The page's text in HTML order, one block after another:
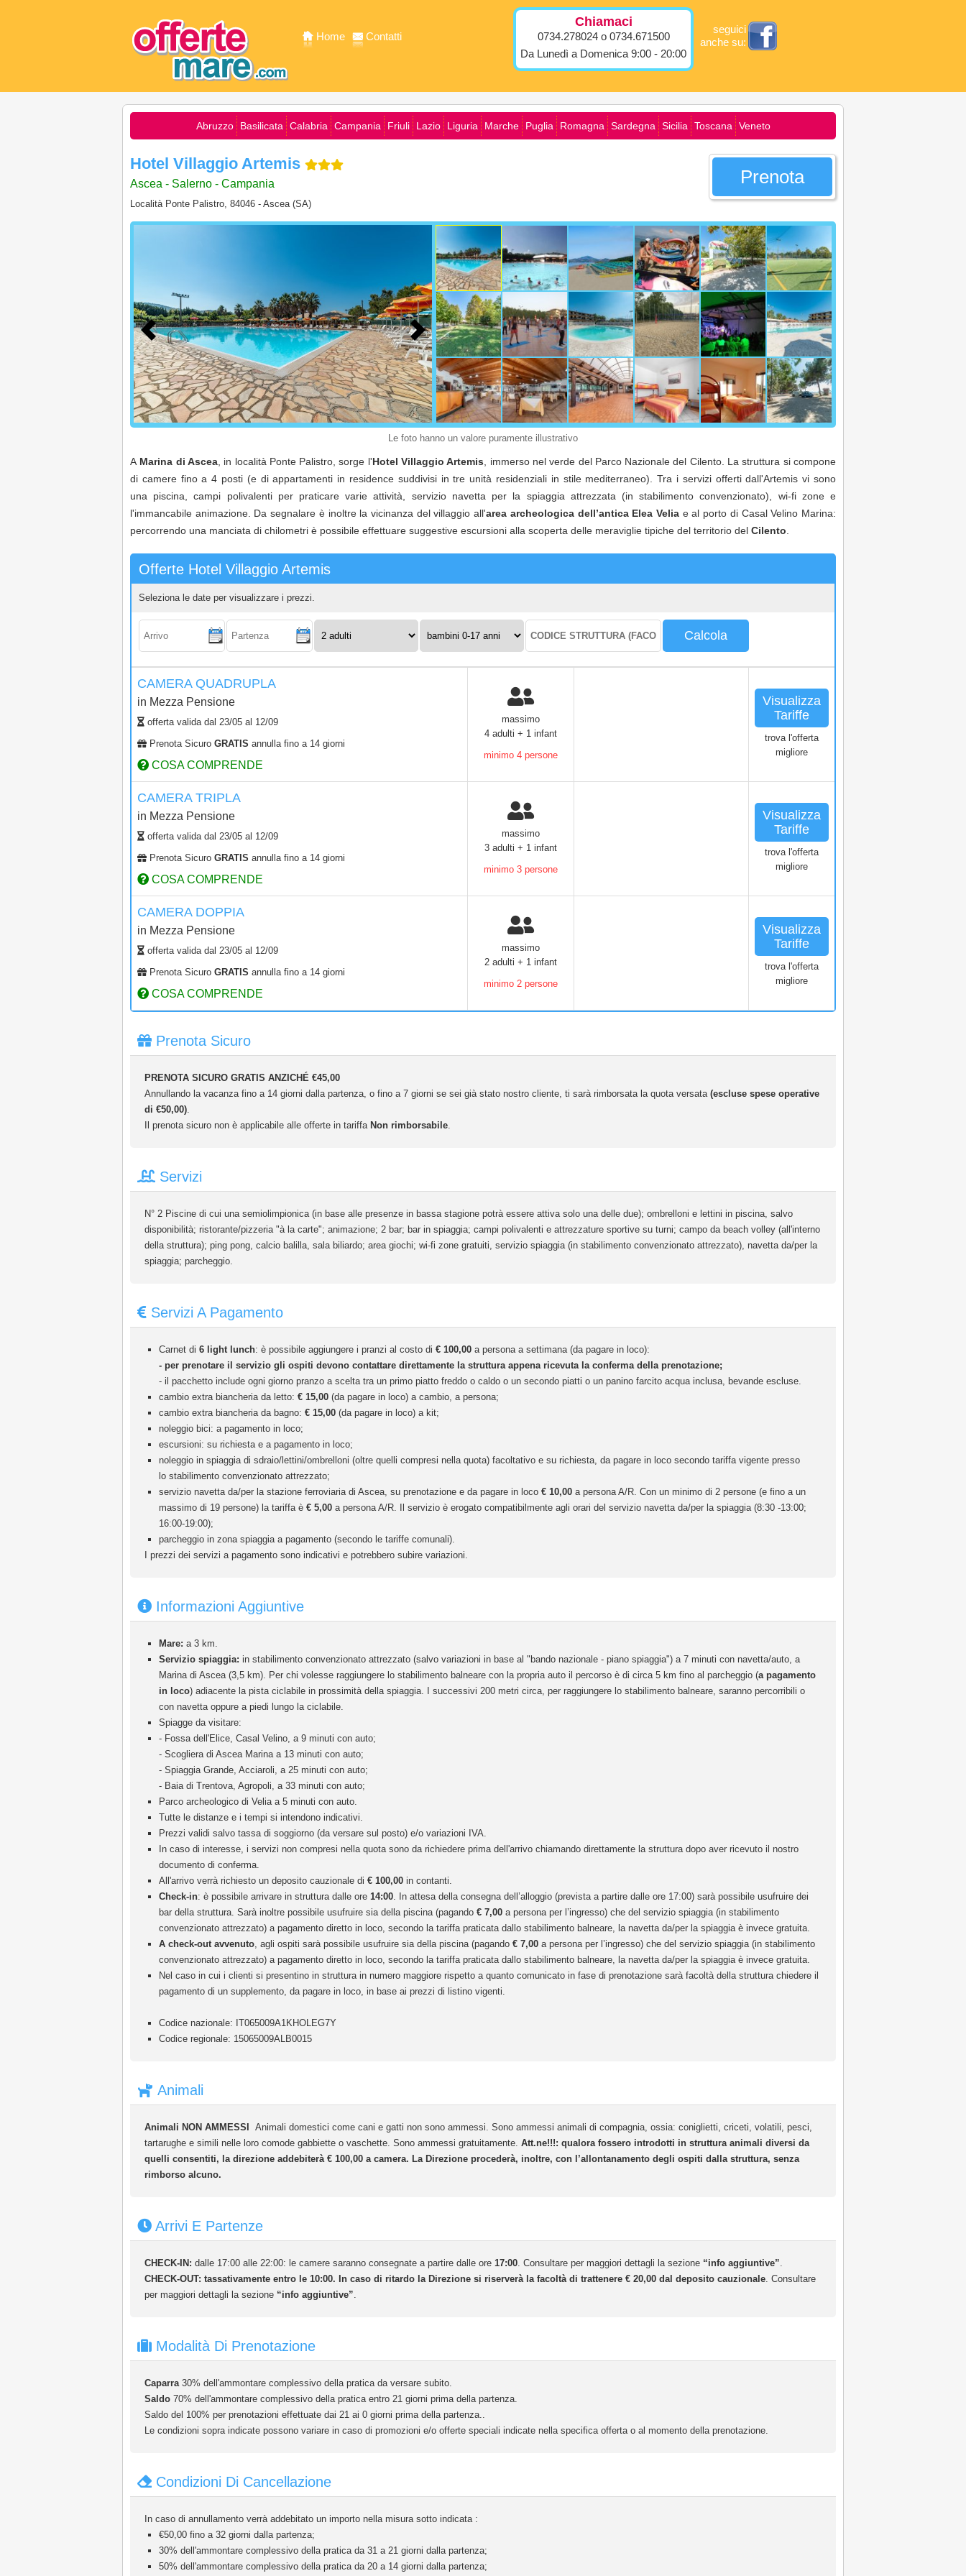
Home Contatti
Chiamaci
0734.278024 o 0734.671500
Da Lunedì a Domenica 9:00 - 20:00
seguici
anche su:
Abruzzo Basilicata Calabria Campania Friuli Lazio Liguria Marche Puglia Romagna Sardegna Sicilia Toscana Veneto
Hotel Villaggio Artemis
Ascea - Salerno - Campania
Località Ponte Palistro, 84046 - Ascea (SA)
Prenota
Le foto hanno un valore puramente illustrativo
A Marina di Ascea, in località Ponte Palistro, sorge l'Hotel Villaggio Artemis , immerso nel verde del Parco Nazionale del Cilento. La struttura si compone
di camere fino a 4 posti (e di appartamenti in residence suddivisi in tre unità residenziali in stile mediterraneo). Tra i servizi offerti dall'Artemis vi sono
una piscina, campi polivalenti per praticare varie attività, servizio navetta per la spiaggia attrezzata (in stabilimento convenzionato), wi-fi zone e
l'immancabile animazione. Da segnalare è inoltre la vicinanza del villaggio all'area archeologica dell’antica Elea Velia e al porto di Casal Velino Marina:
percorrendo una manciata di chilometri è possibile effettuare suggestive escursioni alla scoperta delle meraviglie tipiche del territorio del Cilento
Offerte Hotel Villaggio Artemis
Seleziona le date per visualizzare i prezzi.
17
anni:
struttura:
Calcola
CAMERA QUADRUPLA
in Mezza Pensione
offerta valida dal 23/05 al 12/09
Prenota Sicuro GRATIS annulla fino a 14 giorni
COSA COMPRENDE
massimo
4 adulti + 1 infant
minimo 4 persone
Visualizza
Tariffe
trova l'offerta
migliore
CAMERA TRIPLA
in Mezza Pensione
offerta valida dal 23/05 al 12/09
Prenota Sicuro GRATIS annulla fino a 14 giorni
COSA COMPRENDE
massimo
3 adulti + 1 infant
minimo 3 persone
Visualizza
Tariffe
trova l'offerta
migliore
CAMERA DOPPIA
in Mezza Pensione
offerta valida dal 23/05 al 12/09
Prenota Sicuro GRATIS annulla fino a 14 giorni
COSA COMPRENDE
massimo
2 adulti + 1 infant
minimo 2 persone
Visualizza
Tariffe
trova l'offerta
migliore
Prenota Sicuro
PRENOTA SICURO GRATIS ANZICHÉ €45,00
Annullando la vacanza fino a 14 giorni dalla partenza, o fino a 7 giorni se sei già stato nostro cliente, ti sarà rimborsata la quota versata (escluse spese operative
di €50,00).
Il prenota sicuro non è applicabile alle offerte in tariffa Non rimborsabile.
Servizi
N° 2 Piscine di cui una semiolimpionica (in base alle presenze in bassa stagione potrà essere attiva solo una delle due); ombrelloni e lettini in piscina, salvo
disponibilità; ristorante/pizzeria "à la carte"; animazione; 2 bar; bar in spiaggia; campi polivalenti e attrezzature sportive su turni; campo da beach volley (all'interno
della struttura); ping pong, calcio balilla, sala biliardo; area giochi; wi-fi zone gratuiti, servizio spiaggia (in stabilimento convenzionato attrezzato), navetta da/per la
spiaggia; parcheggio.
Servizi A Pagamento
Carnet di 6 light lunch: è possibile aggiungere i pranzi al costo di € 100,00 a persona a settimana (da pagare in loco):
- per prenotare il servizio gli ospiti devono contattare direttamente la struttura appena ricevuta la conferma della prenotazione;
- il pacchetto include ogni giorno pranzo a scelta tra un primo piatto freddo o caldo o un secondo piatti o un panino farcito acqua inclusa, bevande escluse.
cambio extra biancheria da letto: € 15,00 (da pagare in loco) a cambio, a persona;
cambio extra biancheria da bagno: € 15,00 (da pagare in loco) a kit;
noleggio bici: a pagamento in loco;
escursioni: su richiesta e a pagamento in loco;
noleggio in spiaggia di sdraio/lettini/ombrelloni (oltre quelli compresi nella quota) facoltativo e su richiesta, da pagare in loco secondo tariffa vigente presso
lo stabilimento convenzionato attrezzato;
servizio navetta da/per la stazione ferroviaria di Ascea, su prenotazione e da pagare in loco € 10,00 a persona A/R. Con un minimo di 2 persone (e fino a un
massimo di 19 persone) la tariffa è € 5,00 a persona A/R. Il servizio è erogato compatibilmente agli orari del servizio navetta da/per la spiaggia (8:30 -13:00;
16:00-19:00);
parcheggio in zona spiaggia a pagamento (secondo le tariffe comunali).
I prezzi dei servizi a pagamento sono indicativi e potrebbero subire variazioni.
Informazioni Aggiuntive
Mare: a 3 km.
Servizio spiaggia: in stabilimento convenzionato attrezzato (salvo variazioni in base al "bando nazionale - piano spiaggia") a 7 minuti con navetta/auto, a
Marina di Ascea (3,5 km). Per chi volesse raggiungere lo stabilimento balneare con la propria auto il percorso è di circa 5 km fino al parcheggio (a pagamento
in loco) adiacente la pista ciclabile in prossimità della spiaggia. I successivi 200 metri circa, per raggiungere lo stabilimento balneare, saranno percorribili o
con navetta oppure a piedi lungo la ciclabile.
Spiagge da visitare:
- Fossa dell'Elice, Casal Velino, a 9 minuti con auto;
- Scogliera di Ascea Marina a 13 minuti con auto;
- Spiaggia Grande, Acciaroli, a 25 minuti con auto;
- Baia di Trentova, Agropoli, a 33 minuti con auto;
Parco archeologico di Velia a 5 minuti con auto.
Tutte le distanze e i tempi si intendono indicativi.
Prezzi validi salvo tassa di soggiorno (da versare sul posto) e/o variazioni IVA.
In caso di interesse, i servizi non compresi nella quota sono da richiedere prima dell'arrivo chiamando direttamente la struttura dopo aver ricevuto il nostro
documento di conferma.
All'arrivo verrà richiesto un deposito cauzionale di € 100,00 in contanti.
Check-in: è possibile arrivare in struttura dalle ore 14:00. In attesa della consegna dell’alloggio (prevista a partire dalle ore 17:00) sarà possibile usufruire dei
bar della struttura. Sarà inoltre possibile usufruire sia della piscina (pagando € 7,00 a persona per l’ingresso) che del servizio spiaggia (in stabilimento
convenzionato attrezzato) a pagamento diretto in loco, secondo la tariffa praticata dallo stabilimento balneare, la navetta da/per la spiaggia è invece gratuita.
A check-out avvenuto, agli ospiti sarà possibile usufruire sia della piscina (pagando € 7,00 a persona per l’ingresso) che del servizio spiaggia (in stabilimento
convenzionato attrezzato) a pagamento diretto in loco, secondo la tariffa praticata dallo stabilimento balneare, la navetta da/per la spiaggia è invece gratuita.
Nel caso in cui i clienti si presentino in struttura in numero maggiore rispetto a quanto comunicato in fase di prenotazione sarà facoltà della struttura chiedere il
pagamento di un supplemento, da pagare in loco, in base ai prezzi di listino vigenti.
Codice nazionale: IT065009A1KHOLEG7Y
Codice regionale: 15065009ALB0015
Animali
Animali NON AMMESSI
Animali domestici come cani e gatti non sono ammessi. Sono ammessi animali di compagnia, ossia: coniglietti, criceti, volatili, pesci,
tartarughe e simili nelle loro comode gabbiette o vaschette. Sono ammessi gratuitamente. Att.ne!!!: qualora fossero introdotti in struttura animali diversi da
quelli consentiti, la direzione addebiterà € 100,00 a camera. La Direzione procederà, inoltre, con l’allontanamento degli ospiti dalla struttura, senza
rimborso alcuno.
Arrivi E Partenze
CHECK-IN: dalle 17:00 alle 22:00: le camere saranno consegnate a partire dalle ore 17:00. Consultare per maggiori dettagli la sezione “info aggiuntive”.
CHECK-OUT: tassativamente entro le 10:00. In caso di ritardo la Direzione si riserverà la facoltà di trattenere € 20,00 dal deposito cauzionale. Consultare
per maggiori dettagli la sezione “info aggiuntive”.
Modalità Di Prenotazione
Caparra 30% dell'ammontare complessivo della pratica da versare subito.
Saldo 70% dell'ammontare complessivo della pratica entro 21 giorni prima della partenza.
Saldo del 100% per prenotazioni effettuate dai 21 ai 0 giorni prima della partenza..
Le condizioni sopra indicate possono variare in caso di promozioni e/o offerte speciali indicate nella specifica offerta o al momento della prenotazione.
Condizioni Di Cancellazione
In caso di annullamento verrà addebitato un importo nella misura sotto indicata :
€50,00 fino a 32 giorni dalla partenza;
30% dell'ammontare complessivo della pratica da 31 a 21 giorni dalla partenza;
50% dell'ammontare complessivo della pratica da 20 a 14 giorni dalla partenza;